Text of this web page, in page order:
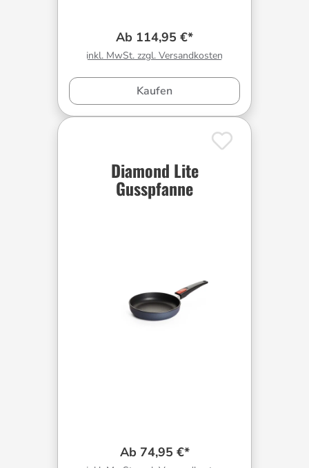
Ab 114,95 €*
inkl. MwSt. zzgl. Versandkosten
Kaufen
Diamond Lite
Gusspfanne
Ab 74,95 €*